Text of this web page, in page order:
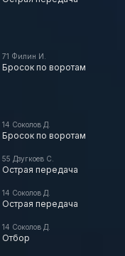
71 Филин И.
Бросок по воротам
14 Соколов Д.
Бросок по воротам
55 Дзугкоев С.
Острая передача
14 Соколов Д.
Острая передача
14 Соколов Д.
Отбор